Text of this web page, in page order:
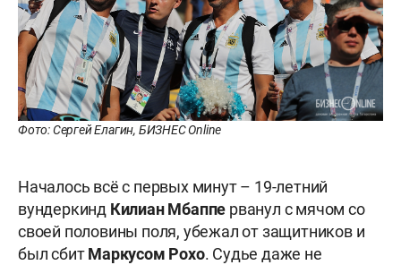
Фото: Сергей Елагин, БИЗНЕС Online
Началось всё с первых минут – 19-летний
вундеркинд Килиан Мбаппе рванул с мячом со
своей половины поля, убежал от защитников и
был сбитМаркусом Рохо. Судье даже не